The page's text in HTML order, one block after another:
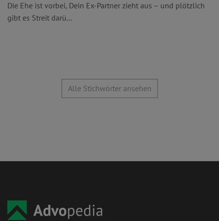
Die Ehe ist vorbei, Dein Ex-Partner zieht aus – und plötzlich
gibt es Streit darü...
Alle Stichwörter ansehen